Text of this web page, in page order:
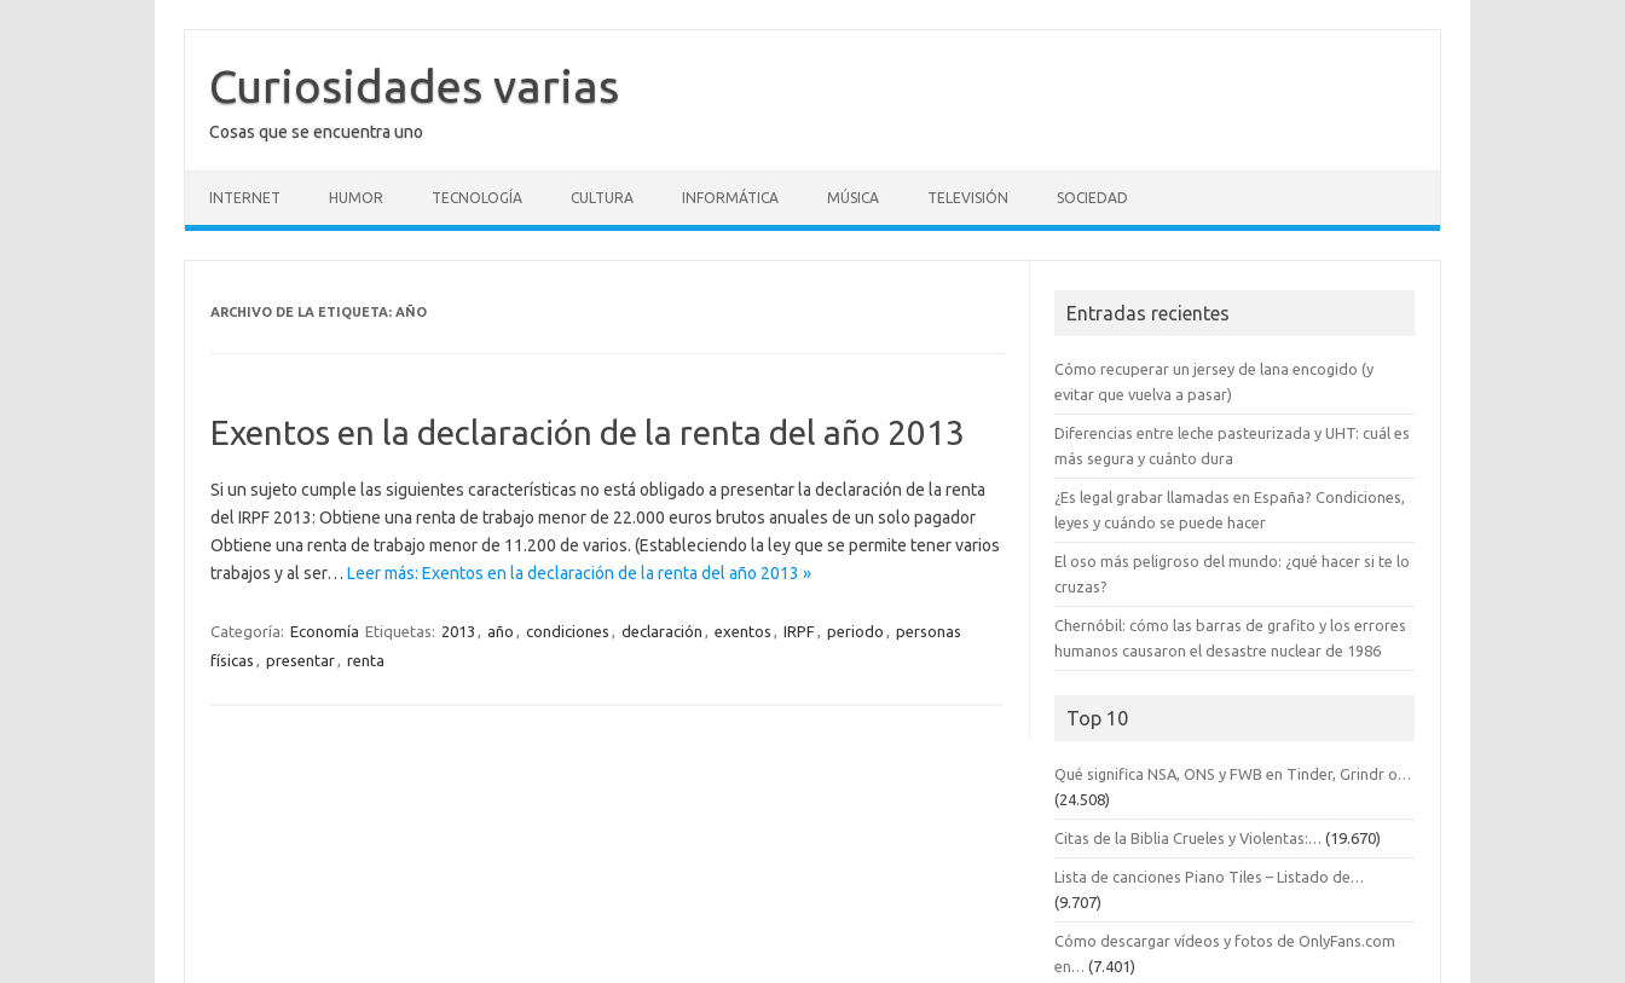
contenido
Curiosidades varias
Cosas que se encuentra uno
INTERNET HUMOR TECNOLOGÍA CULTURA INFORMÁTICA MÚSICA TELEVISIÓN SOCIEDAD
ARCHIVO DE LA ETIQUETA: AÑO
Exentos en la declaración de la renta del año 2013
Si un sujeto cumple las siguientes características no está obligado a presentar la declaración de la renta
del IRPF 2013: Obtiene una renta de trabajo menor de 22.000 euros brutos anuales de un solo pagador
Obtiene una renta de trabajo menor de 11.200 de varios. (Estableciendo la ley que se permite tener varios
trabajos y al ser… Leer más: Exentos en la declaración de la renta del año 2013 »
Categoría: Economía Etiquetas: 2013 , año , condiciones , declaración , exentos , IRPF, periodo , personas
físicas , presentar, renta
Entradas recientes
Cómo recuperar un jersey de lana encogido (y
evitar que vuelva a pasar)
Diferencias entre leche pasteurizada y UHT: cuál es
más segura y cuánto dura
¿Es legal grabar llamadas en España? Condiciones,
leyes y cuándo se puede hacer
El oso más peligroso del mundo: ¿qué hacer si te lo
cruzas?
Chernóbil: cómo las barras de grafito y los errores
humanos causaron el desastre nuclear de 1986
Top 10
Qué significa NSA, ONS y FWB en Tinder, Grindr o…
(24.508)
Citas de la Biblia Crueles y Violentas:… (19.670)
Lista de canciones Piano Tiles – Listado de…
(9.707)
Cómo descargar vídeos y fotos de OnlyFans.com
en… (7.401)